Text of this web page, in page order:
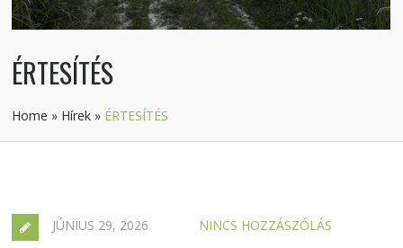
ÉRTESÍTÉS
Home » Hírek » ÉRTESÍTÉS
JÚNIUS 29, 2026 NINCS HOZZÁSZÓLÁS